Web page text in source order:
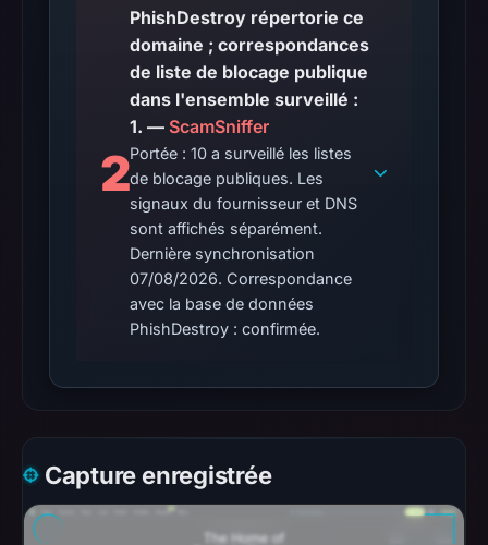
reached
the
domain
(HTTP
200)
on
Aug
7,
2026
at
02:19
UTC.
Reachability
does
whether
the
content
2
PhishDestroy répertorie ce
domaine ; correspondances
de liste de blocage publique
dans l'ensemble surveillé :
1. — ScamSniffer
Portée : 10 a surveillé les listes
de blocage publiques. Les
signaux du fournisseur et DNS
sont affichés séparément.
Dernière synchronisation
07/08/2026. Correspondance
avec la base de données
PhishDestroy : confirmée.
Capture enregistrée